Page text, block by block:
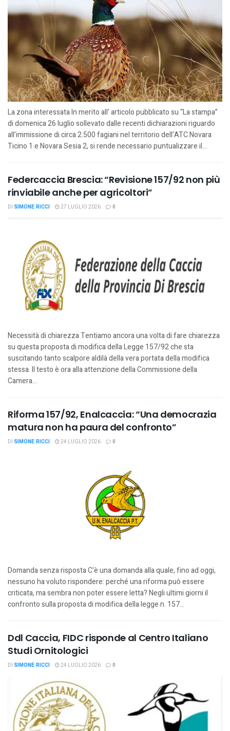
La zona interessata In merito all’ articolo pubblicato su “La stampa”
di domenica 26 luglio sollevato dalle recenti dichiarazioni riguardo
all’immissione di circa 2.500 fagiani nel territorio dell’ATC Novara
Ticino 1 e Novara Sesia 2, si rende necessario puntualizzare il...
Federcaccia Brescia: “Revisione 157/92 non più
rinviabile anche per agricoltori”
DI SIMONE RICCI 27 LUGLIO 2026 0
Necessità di chiarezza Tentiamo ancora una volta di fare chiarezza
su questa proposta di modifica della Legge 157/92 che sta
suscitando tanto scalpore aldilà della vera portata della modifica
stessa. Il testo è ora alla attenzione della Commissione della
Camera...
Riforma 157/92, Enalcaccia: “Una democrazia
matura non ha paura del confronto”
DI SIMONE RICCI 24 LUGLIO 2026 0
Domanda senza risposta C'è una domanda alla quale, fino ad oggi,
nessuno ha voluto rispondere: perché una riforma può essere
criticata, ma sembra non poter essere letta? Negli ultimi giorni il
confronto sulla proposta di modifica della legge n. 157...
Ddl Caccia, FIDC risponde al Centro Italiano
Studi Ornitologici
DI SIMONE RICCI 24 LUGLIO 2026 0